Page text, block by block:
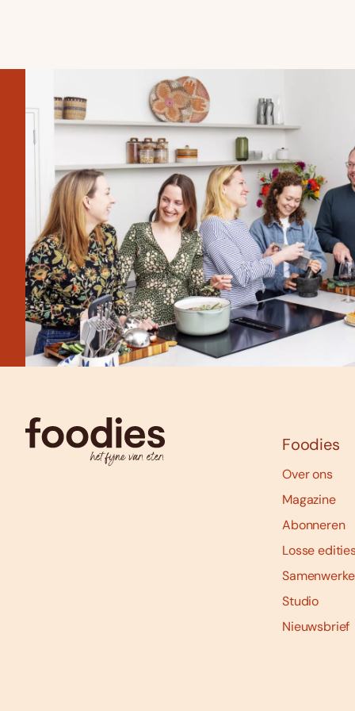
Foodies
Over ons
Magazine
Abonneren
Losse
Studio
Nieuwsbrief